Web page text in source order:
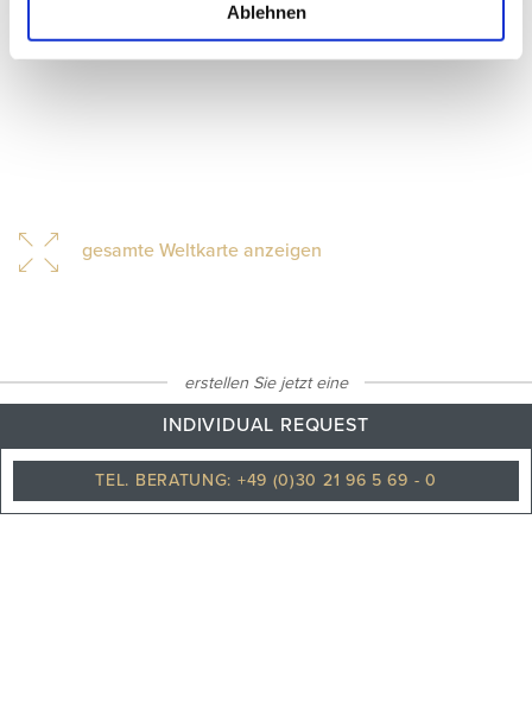
Ablehnen
erstellen Sie jetzt eine
INDIVIDUAL REQUEST
TEL. BERATUNG: +49 (0)30 21 96 5 69 - 0
gesamte Weltkarte anzeigen
30°C